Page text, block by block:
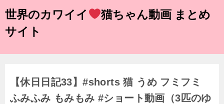
世界のカワイイ
猫ちゃん動画 まとめ
サイト
【休日日記33】#shorts 猫 うめ フミフミ
ふみふみ もみもみ #ショート動画（3匹のゆ